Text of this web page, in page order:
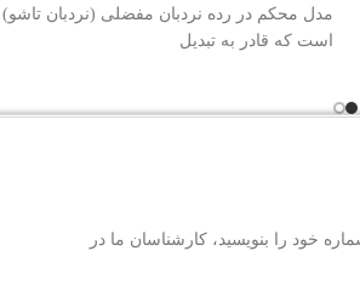
مدل محکم در رده نردبان مفضلی (نردبان تاشو)
است که قادر به تبدیل
خود را بنویسید، کارشناسان ما در